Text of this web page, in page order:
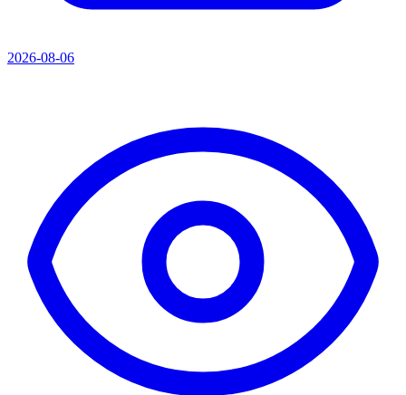
2026-08-06